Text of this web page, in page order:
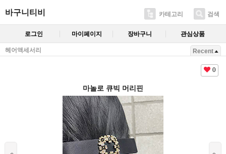
바구니티비 카테고리 검색
로그인 마이페이지 장바구니 관심상품
헤어액세서리 Recent
0
마놀로 큐빅 머리핀